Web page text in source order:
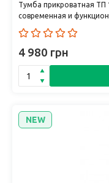
Тумба прикроватная ТП
современная и
предназначенная..
4 980 грн
NEW